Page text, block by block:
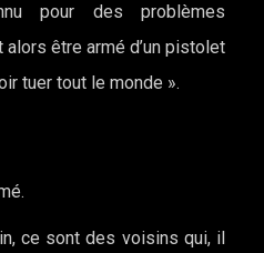
pour des problèmes
être armé d’un pistolet
tuer tout le monde ».
ce sont des voisins qui, il